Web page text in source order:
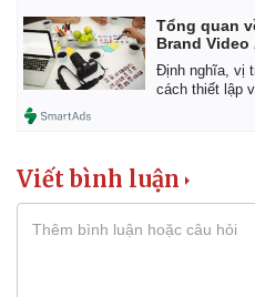
Tổng quan
Brand Video
Định nghĩa, vị
cách thiết lập
Viết bình luận